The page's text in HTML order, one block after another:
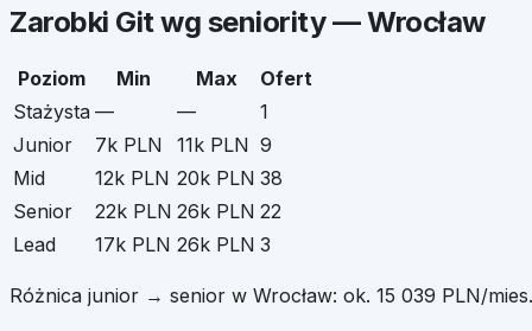
Zarobki Gitwg seniority —Wrocław
Poziom Min Max
Ofert
Stażysta — —
1
Junior
7k PLN 11k PLN 9
Mid
12k PLN 20k PLN 38
Senior
22k PLN 26k PLN 22
Lead
17k PLN 26k PLN 3
Różnica junior → senior w Wrocław: ok. 15 039 PLN/mies.